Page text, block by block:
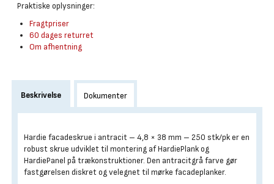
Praktiske oplysninger:
Fragtpriser
60 dages returret
Om afhentning
Beskrivelse Dokumenter
Hardie facadeskrue i antracit – 4,8 × 38 mm – 250 stk/pk er en
robust skrue udviklet til montering af HardiePlank og
HardiePanel på trækonstruktioner. Den antracitgrå farve gør
fastgørelsen diskret og velegnet til mørke facadeplanker.